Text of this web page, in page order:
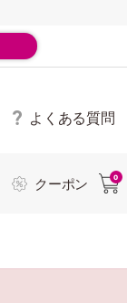
よくある質問
クーポン 0